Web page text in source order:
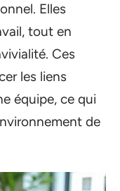
Elles
tout en
Ces
les liens
équipe, ce qui
de